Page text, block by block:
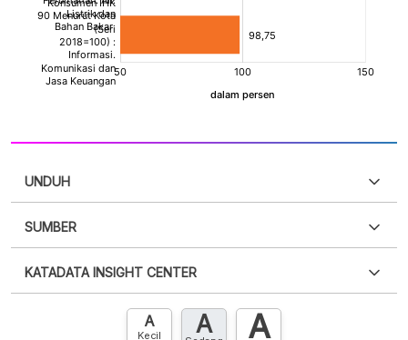
UNDUH
XLS
SUMBER
punya akun?Silakan Daftar sekarang
KATADATA INSIGHT CENTER
Hubungi sekarang »
A
Kecil A A